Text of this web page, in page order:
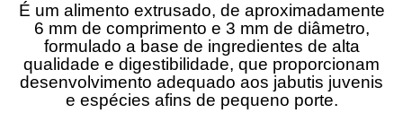
É um alimento extrusado, de aproximadamente
6 mm de comprimento e 3 mm de diâmetro,
formulado a base de ingredientes de alta
qualidade e digestibilidade, que proporcionam
desenvolvimento adequado aos jabutis juvenis
e espécies afins de pequeno porte.